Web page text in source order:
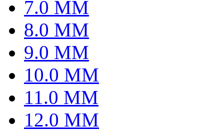
7.0 MM
8.0 MM
9.0 MM
10.0 MM
11.0 MM
12.0 MM